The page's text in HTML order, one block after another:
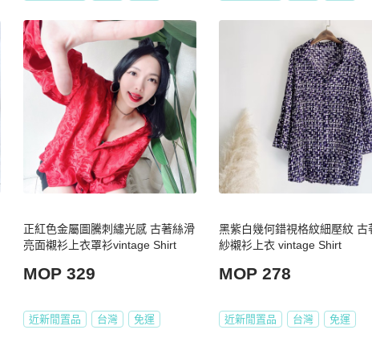
正紅色金屬圖騰刺繡光感 古著絲滑
亮面襯衫上衣罩衫vintage Shirt
MOP 329
近新閒置品 台灣 免運
黑紫白幾何錯視格紋細壓紋 古
紗襯衫上衣 vintage Shirt
MOP 278
近新閒置品 台灣 免運